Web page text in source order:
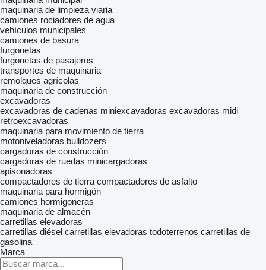
maquinaria de limpieza viaria
camiones rociadores de agua
vehículos municipales
camiones de basura
furgonetas
furgonetas de pasajeros
transportes de maquinaria
remolques agrícolas
maquinaria de construcción
excavadoras
excavadoras de cadenas miniexcavadoras excavadoras midi
retroexcavadoras
maquinaria para movimiento de tierra
motoniveladoras bulldozers
cargadoras de construcción
cargadoras de ruedas minicargadoras
apisonadoras
compactadores de tierra compactadores de asfalto
maquinaria para hormigón
camiones hormigoneras
maquinaria de almacén
carretillas elevadoras
carretillas diésel carretillas elevadoras todoterrenos carretillas de
gasolina
Marca